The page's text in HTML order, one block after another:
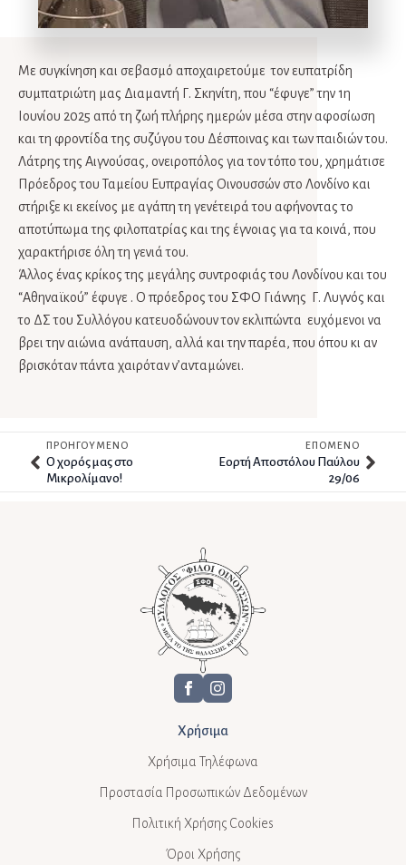
Με συγκίνηση και σεβασμό αποχαιρετούμε τον ευπατρίδη
συμπατριώτη μας Διαμαντή Γ. Σκηνίτη, που “έφυγε” την 1η
Ιουνίου 2025 από τη ζωή πλήρης ημερών μέσα στην αφοσίωση
και τη φροντίδα της συζύγου του Δέσποινας και των παιδιών του.
Λάτρης της Αιγνούσας, ονειροπόλος για τον τόπο του, χρημάτισε
Πρόεδρος του Ταμείου Ευπραγίας Οινουσσών στο Λονδίνο και
στήριξε κι εκείνος με αγάπη τη γενέτειρά του αφήνοντας το
αποτύπωμα της φιλοπατρίας και της έγνοιας για τα κοινά, που
χαρακτήρισε όλη τη γενιά του.
Άλλος ένας κρίκος της μεγάλης συντροφιάς του Λονδίνου και του
“Αθηναϊκού” έφυγε . Ο πρόεδρος του ΣΦΟ Γιάννης Γ. Λυγνός και
το ΔΣ του Συλλόγου κατευοδώνουν τον εκλιπώντα ευχόμενοι να
βρει την αιώνια ανάπαυση, αλλά και την παρέα, που όπου κι αν
βρισκόταν πάντα χαιρόταν ν’ανταμώνει.
ΠΡΟΗΓΟΥΜΕΝΟ
Ο χορός μας στο
Μικρολίμανο!
ΕΠΟΜΕΝΟ
Εορτή Αποστόλου Παύλου
29/06
Χρήσιμα
Χρήσιμα Τηλέφωνα
Προστασία Προσωπικών Δεδομένων
Πολιτική Χρήσης Cookies
Όροι Χρήσης